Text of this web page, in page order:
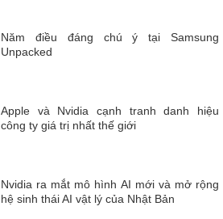
Năm điều đáng chú ý tại Samsung
Unpacked
Apple và Nvidia cạnh tranh danh hiệu
công ty giá trị nhất thế giới
Nvidia ra mắt mô hình AI mới và mở rộng
hệ sinh thái AI vật lý của Nhật Bản